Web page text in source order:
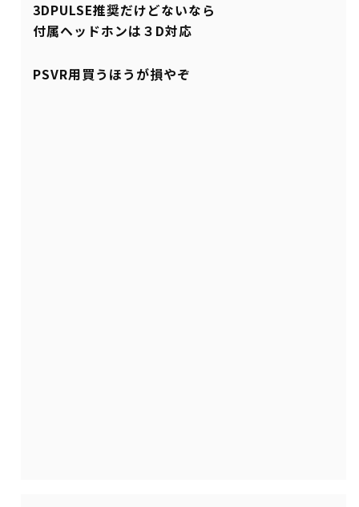
3DPULSE推奨だけどないなら
付属ヘッドホンは３D対応
PSVR用買うほうが損やぞ